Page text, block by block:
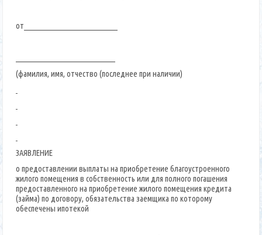
от________________________________
(фамилия, имя, отчество (последнее при наличии)
ЗАЯВЛЕНИЕ
о предоставлении выплаты на приобретение благоустроенного
жилого помещения в собственность или для полного погашения
предоставленного на приобретение жилого помещения кредита
(займа) по договору, обязательства заемщика по которому
обеспечены ипотекой